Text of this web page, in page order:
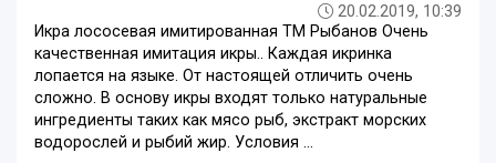
20.02.2019, 10:39
Икра лососевая имитированная ТМ Рыбанов Очень
качественная имитация икры.. Каждая икринка
лопается на языке. От настоящей отличить очень
сложно. В основу икры входят только натуральные
ингредиенты таких как мясо рыб, экстракт морских
водорослей и рыбий жир. Условия ...